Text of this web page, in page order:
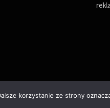
korzystanie ze strony